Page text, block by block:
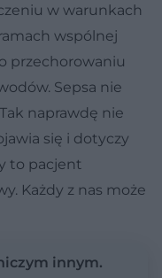
w warunkach
wspólnej
przechorowaniu
Sepsa nie
naprawdę nie
się i dotyczy
to pacjent
Każdy z nas może
innym.